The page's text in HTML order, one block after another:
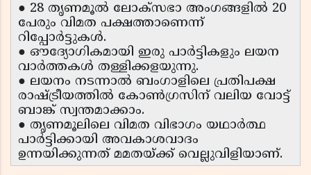
● 28 തൃണമൂൽ ലോക്സഭാ അംഗങ്ങളിൽ 20
പേരും വിമത പക്ഷത്താണെന്ന്
റിപ്പോർട്ടുകൾ.
● ഔദ്യോഗികമായി ഇരു പാർട്ടികളും ലയന
വാർത്തകൾ തള്ളിക്കളയുന്നു.
● ലയനം നടന്നാൽ ബംഗാളിലെ പ്രതിപക്ഷ
രാഷ്ട്രീയത്തിൽ കോൺഗ്രസിന് വലിയ വോട്ട്
ബാങ്ക് സ്വന്തമാക്കാം.
● തൃണമൂലിലെ വിമത വിഭാഗം യഥാർത്ഥ
പാർട്ടിക്കായി അവകാശവാദം
ഉന്നയിക്കുന്നത് മമതയ്ക്ക് വെല്ലുവിളിയാണ്.